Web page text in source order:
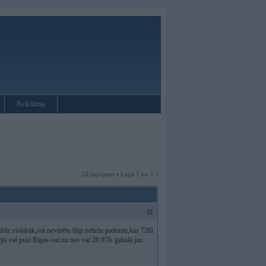
Reklāma
20 ziņojumi • Lapa 1 no 1 •
#1
vislabāk,vai nevarētu lūgt nelielu padomu,kur 728i
vai pusi Rīgas-vai nu nav vai 28.97ls gabalā.jau